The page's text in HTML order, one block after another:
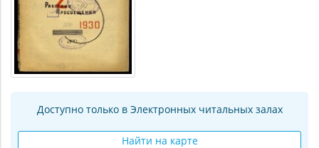
Доступно только в Электронных читальных залах
Найти на карте